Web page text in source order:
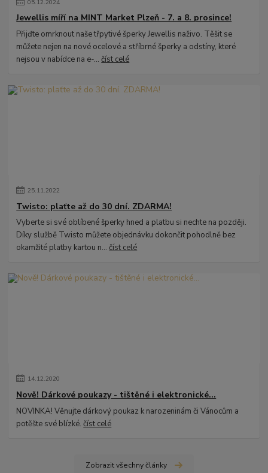
05.12.2024
Jewellis míří na MINT Market Plzeň - 7. a 8. prosince!
Přijďte omrknout naše třpytivé šperky Jewellis naživo. Těšit se
můžete nejen na nové ocelové a stříbrné šperky a odstíny, které
nejsou v nabídce na e-...číst celé
25.11.2022
Twisto: plaťte až do 30 dní. ZDARMA!
Vyberte si své oblíbené šperky hned a platbu si nechte na později.
Díky službě Twisto můžete objednávku dokončit pohodlně bez
okamžité platby kartou n...číst celé
14.12.2020
Nově! Dárkové poukazy - tištěné i elektronické...
NOVINKA! Věnujte dárkový poukaz k narozeninám či Vánocům a
potěšte své blízké.číst celé
Zobrazit všechny články